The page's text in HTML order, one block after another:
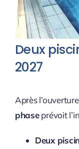
Deux
2027
Après
phaseprévoit
Deux